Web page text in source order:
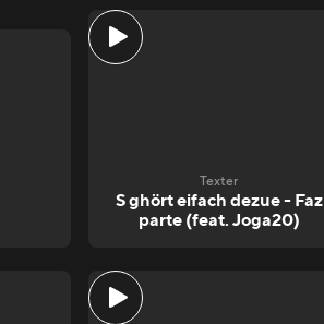
Texter
S ghört eifach dezue - Faz
parte (feat. Joga20)